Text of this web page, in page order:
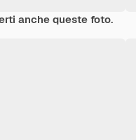
anche queste foto.